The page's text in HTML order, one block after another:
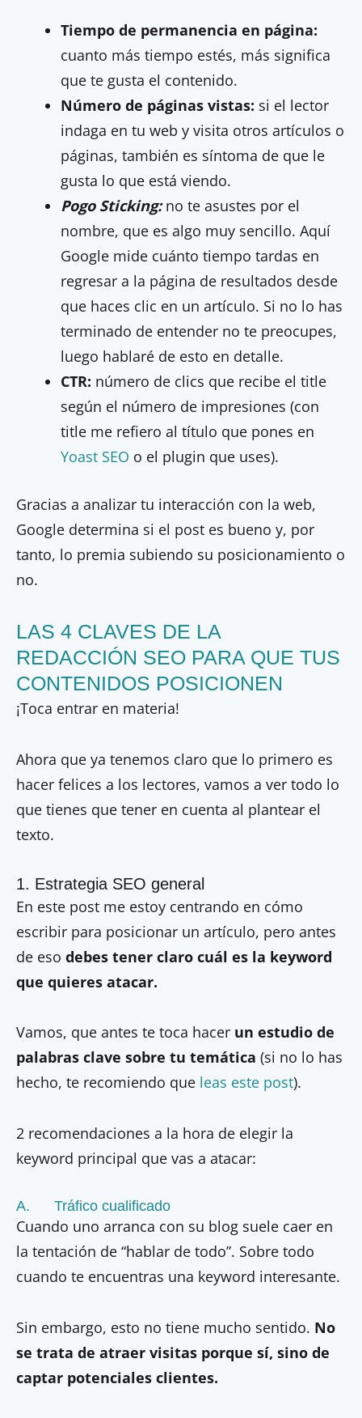
Tiempo de permanencia en página:
cuanto más tiempo estés, más significa
que te gusta el contenido.
Número de páginas vistas: si el lector
indaga en tu web y visita otros artículos o
páginas, también es síntoma de que le
gusta lo que está viendo.
Pogo Sticking:no te asustes por el
nombre, que es algo muy sencillo. Aquí
Google mide cuánto tiempo tardas en
regresar a la página de resultados desde
que haces clic en un artículo. Si no lo has
terminado de entender no te preocupes,
luego hablaré de esto en detalle.
CTR: número de clics que recibe el title
según el número de impresiones (con
title me refiero al título que pones en
Yoast SEO o el plugin que uses).
Gracias a analizar tu interacción con la web,
Google determina si el post es bueno y, por
tanto, lo premia subiendo su posicionamiento o
no.
LAS 4 CLAVES DE LA
REDACCIÓN SEO PARA QUE TUS
CONTENIDOS POSICIONEN
¡Toca entrar en materia!
Ahora que ya tenemos claro que lo primero es
hacer felices a los lectores, vamos a ver todo lo
que tienes que tener en cuenta al plantear el
texto.
1. Estrategia SEO general
En este post me estoy centrando en cómo
escribir para posicionar un artículo, pero antes
de eso debes tener claro cuál es la keyword
que quieres atacar.
Vamos, que antes te toca hacer un estudio de
palabras clave sobre tu temática (si no lo has
hecho, te recomiendo que leas este post).
2 recomendaciones a la hora de elegir la
keyword principal que vas a atacar:
A. Tráfico cualificado
Cuando uno arranca con su blog suele caer en
la tentación de “hablar de todo”. Sobre todo
cuando te encuentras una keyword interesante.
Sin embargo, esto no tiene mucho sentido. No
se trata de atraer visitas porque sí, sino de
captar potenciales clientes.